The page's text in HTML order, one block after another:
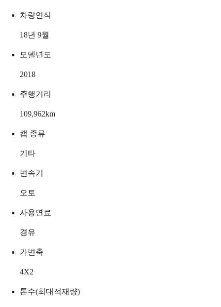
차량연식
18년 9월
모델년도
2018
주행거리
109,962km
캡 종류
기타
변속기
오토
사용연료
경유
가변축
4X2
톤수(최대적재량)